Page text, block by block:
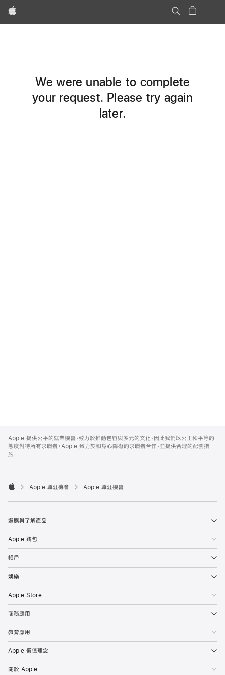
Apple
We were unable to complete
your request. Please try again
later.
Footer
Apple 提供公平的就業機會，致力於推動包容與多元的文化，因此我們以公正和平等的
態度對待所有求職者。Apple 致力於和身心障礙的求職者合作，並提供合理的配套措
施。

Apple 職涯機會 Apple 職涯機會
選購與了解產品
Apple 錢包
帳戶
娛樂
Apple Store
商務應用
教育應用
Apple 價值理念
關於 Apple